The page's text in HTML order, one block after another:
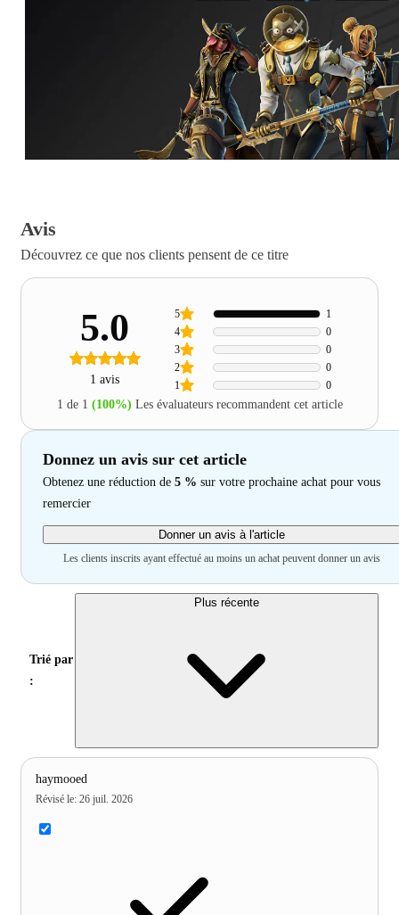
Avis
Découvrez ce que nos clients pensent de ce titre
5.0
1 avis 1 0
2 0
3 0
4 0
5 1
1 de 1 (100%) Les évaluateurs recommandent cet article
Donnez un avis sur cet article
Obtenez une réduction de 5 % sur votre prochaine achat pour vous
remercier
Donner un avis à l'article
Les clients inscrits ayant effectué au moins un achat peuvent donner un avis
Trié par
:
Plus récente
haymooed
Révisé le: 26 juil. 2026